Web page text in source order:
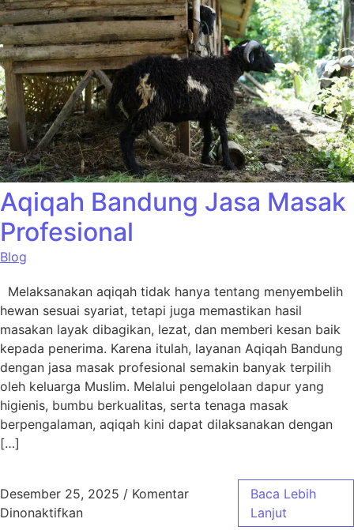
Aqiqah Bandung Jasa Masak
Profesional
Blog
Melaksanakan aqiqah tidak hanya tentang menyembelih
hewan sesuai syariat, tetapi juga memastikan hasil
masakan layak dibagikan, lezat, dan memberi kesan baik
kepada penerima. Karena itulah, layanan Aqiqah Bandung
dengan jasa masak profesional semakin banyak terpilih
oleh keluarga Muslim. Melalui pengelolaan dapur yang
higienis, bumbu berkualitas, serta tenaga masak
berpengalaman, aqiqah kini dapat dilaksanakan dengan
[…]
Desember 25, 2025 / Komentar
Dinonaktifkanpada Aqiqah Bandung Jasa Masak
Baca Lebih
Lanjut